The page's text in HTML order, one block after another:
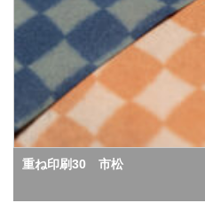
重ね印刷30 市松